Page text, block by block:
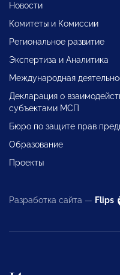
Новости
Комитеты и Комиссии
Региональное развитие
Экспертиза и Аналитика
Международная
Декларация о
субъектами МСП
Бюро по защите прав
Образование
Проекты
Разработка сайта — Flips